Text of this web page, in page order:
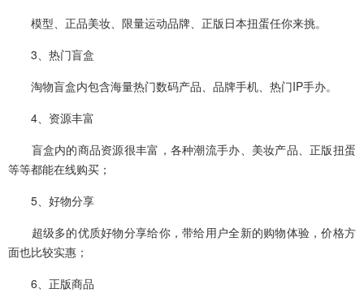
模型、正品美妆、限量运动品牌、正版日本扭蛋任你来挑。
3、热门盲盒
淘物盲盒内包含海量热门数码产品、品牌手机、热门IP手办。
4、资源丰富
盲盒内的商品资源很丰富，各种潮流手办、美妆产品、正版扭蛋
等等都能在线购买；
5、好物分享
超级多的优质好物分享给你，带给用户全新的购物体验，价格方
面也比较实惠；
6、正版商品